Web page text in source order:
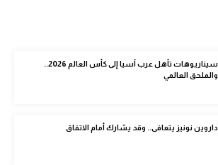
سيناريوهات تأهل عرب آسيا إلى كأس العالم 2026..
والملحق العالمي
داروين نونيز يتعافى.. وقد يشارك أمام الاتفاق